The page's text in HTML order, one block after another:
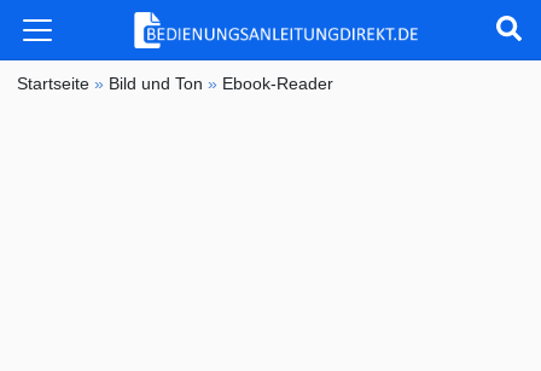
Startseite » Bild und Ton » Ebook-Reader